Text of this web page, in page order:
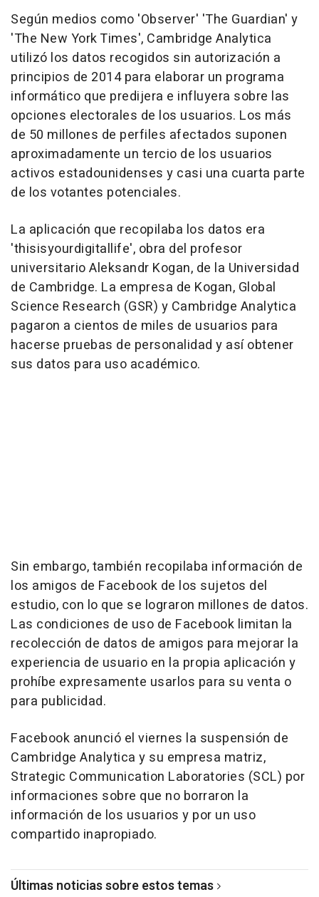
Según medios como 'Observer' 'The Guardian' y
'The New York Times', Cambridge Analytica
utilizó los datos recogidos sin autorización a
principios de 2014 para elaborar un programa
informático que predijera e influyera sobre las
opciones electorales de los usuarios. Los más
de 50 millones de perfiles afectados suponen
aproximadamente un tercio de los usuarios
activos estadounidenses y casi una cuarta parte
de los votantes potenciales.
La aplicación que recopilaba los datos era
'thisisyourdigitallife', obra del profesor
universitario Aleksandr Kogan, de la Universidad
de Cambridge. La empresa de Kogan, Global
Science Research (GSR) y Cambridge Analytica
pagaron a cientos de miles de usuarios para
hacerse pruebas de personalidad y así obtener
sus datos para uso académico.
Sin embargo, también recopilaba información de
los amigos de Facebook de los sujetos del
estudio, con lo que se lograron millones de datos.
Las condiciones de uso de Facebook limitan la
recolección de datos de amigos para mejorar la
experiencia de usuario en la propia aplicación y
prohíbe expresamente usarlos para su venta o
para publicidad.
Facebook anunció el viernes la suspensión de
Cambridge Analytica y su empresa matriz,
Strategic Communication Laboratories (SCL) por
informaciones sobre que no borraron la
información de los usuarios y por un uso
compartido inapropiado.
Últimas noticias sobre estos temas